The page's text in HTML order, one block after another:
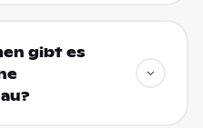
gibt es